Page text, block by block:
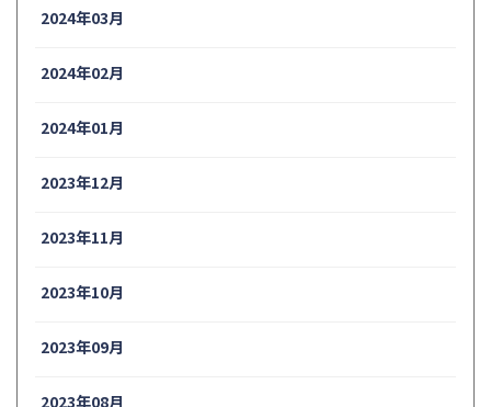
2024年03月
2024年02月
2024年01月
2023年12月
2023年11月
2023年10月
2023年09月
2023年08月